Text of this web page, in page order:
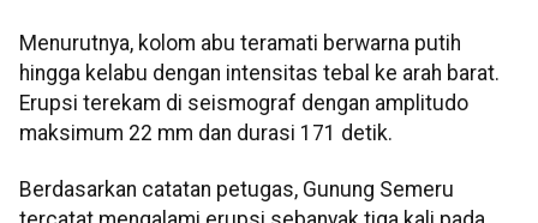
Menurutnya, kolom abu teramati berwarna putih
hingga kelabu dengan intensitas tebal ke arah barat.
Erupsi terekam di seismograf dengan amplitudo
maksimum 22 mm dan durasi 171 detik.
Berdasarkan catatan petugas, Gunung Semeru